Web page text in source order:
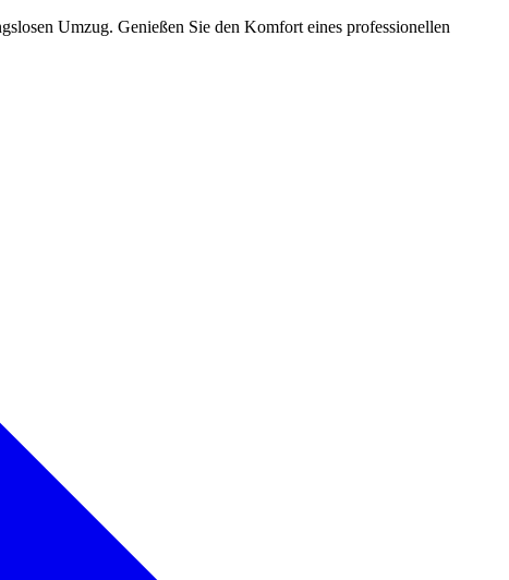
Umzug. Genießen Sie den Komfort eines professionellen